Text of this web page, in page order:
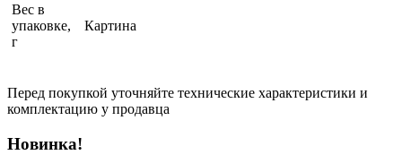
Вес в
упаковке,
г
Картина
Перед покупкой уточняйте технические характеристики и
комплектацию у продавца
Новинка!